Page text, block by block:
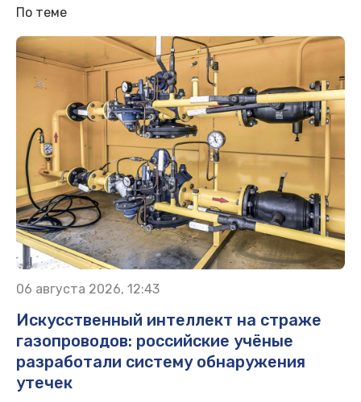
По теме
06 августа 2026, 12:43
Искусственный интеллект на страже
газопроводов: российские учёные
разработали систему обнаружения
утечек